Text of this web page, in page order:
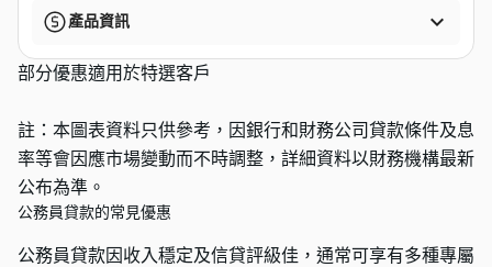
產品資訊 
部分優惠適用於特選客戶
註：本圖表資料只供參考，因銀行和財務公司貸款條件及息
率等會因應市場變動而不時調整，詳細資料以財務機構最新
公布為準。
公務員貸款的常見優惠
公務員貸款因收入穩定及信貸評級佳，通常可享有多種專屬